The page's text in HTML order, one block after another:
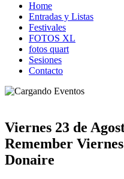
Home
Entradas y Listas
Festivales
FOTOS XL
fotos quart
Sesiones
Contacto
Viernes 23 de
Remember
Donaire